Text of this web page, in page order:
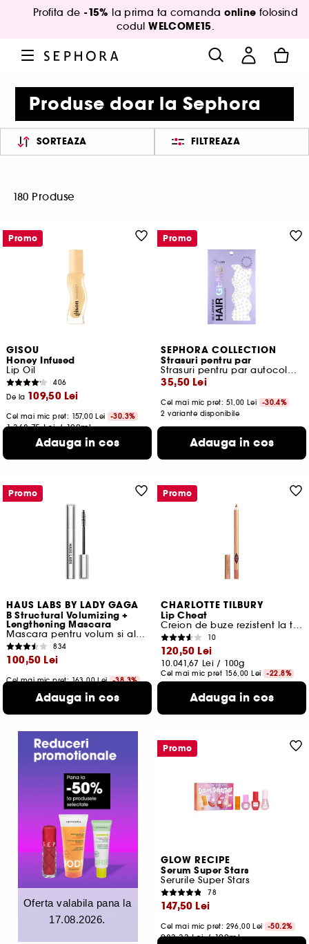
Profita de -15% la prima ta comandaonline folosind
codulWELCOME15.
Produse doar la Sephora
SORTEAZA FILTREAZA
180 Produse
GISOU
Honey Infused
Lip Oil
406
De la 109,50 Lei
Cel mai mic pret: 157,00 Lei -30.3%
1.368,75 Lei /100ml
12 variante disponibile
Adauga in cos
Promo
SEPHORA COLLECTION
Strasuri pentru par
Strasuri pentru par autocolante
35,50 Lei
Cel mai mic pret: 51,00 Lei
-30.4%
2 variante disponibile
Adauga in cos
Promo
HAUS LABS BY LADY GAGA
B Structural Volumizing +
Lengthening Mascara
Mascara pentru volum si alungire
834
100,50 Lei
Cel mai mic pret:163,00 Lei -38.3%
1.256,25 Lei 100ml
Adauga in cos
Promo
CHARLOTTE TILBURY
Lip Cheat
Creion de buze rezistent la transfer
10
120,50 Lei
10.041,67 Lei / 100g
Cel mai mic pret 156,00 Lei
-22.8%
31 variante disponibile
Adauga in cos
Promo
Oferta valabila pana la
17.08.2026.
GLOW RECIPE
Serum Super Stars
Serurile Super Stars
78
147,50 Lei
Cel mai mic pret: 296,00 Lei -50.2%
983,33 Lei /100ml
Promo